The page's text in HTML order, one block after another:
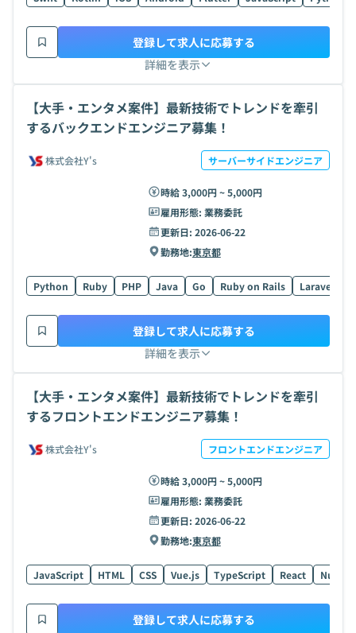
詳細を表示
登録して求人に応募する
【大手・エンタメ案件】最新技術でトレンドを牽引
するバックエンドエンジニア募集！
株式会社Y's サーバーサイドエンジニア
時給 3,000円 ~ 5,000円
雇用形態: 業務委託
更新日: 2026-06-22
勤務地:東京都
Python Ruby PHP Java Go Ruby on Rails Laravel
詳細を表示
登録して求人に応募する
【大手・エンタメ案件】最新技術でトレンドを牽引
するフロントエンドエンジニア募集！
株式会社Y's フロントエンドエンジニア
時給 3,000円 ~ 5,000円
雇用形態: 業務委託
更新日: 2026-06-22
勤務地:東京都
JavaScript HTML CSS Vue.js TypeScript React Nuxt.js
登録して求人に応募する